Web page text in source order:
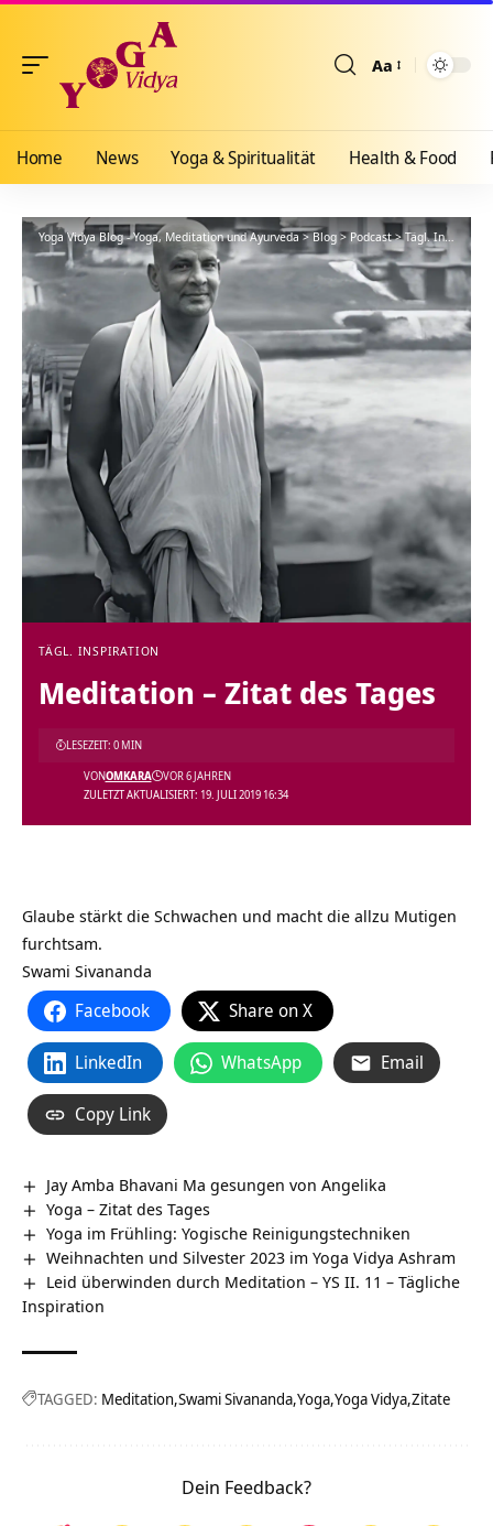
Aa
Home News Yoga & Spiritualität Health & Food
Yoga Vidya Blog - Yoga, Meditation und Ayurveda>Blog >Podcast>Tägl. Inspiration
TÄGL. INSPIRATION
Meditation – Zitat des Tages
ZULETZT AKTUALISIERT: 19. JULI 2019 16:34
VONOMKARA VOR 6 JAHREN
LESEZEIT: 0 MIN
Glaube stärkt die Schwachen und macht die allzu Mutigen
furchtsam.
Swami Sivananda
Facebook Share on X
LinkedIn WhatsApp Email
Copy Link
Jay Amba Bhavani Ma gesungen von Angelika
Yoga – Zitat des Tages
Yoga im Frühling: Yogische Reinigungstechniken
Weihnachten und Silvester 2023 im Yoga Vidya Ashram
Leid überwinden durch Meditation – YS II. 11 – Tägliche
Inspiration
TAGGED: Meditation Swami Sivananda Yoga Yoga Vidya Zitate
Dein Feedback?